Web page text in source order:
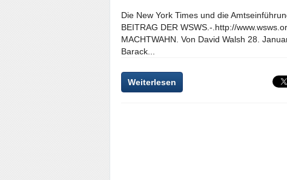
Die New York Times und die
BEITRAG DER WSWS.-.http://
MACHTWAHN. Von David Walsh 28.
Barack...
Weiterlesen